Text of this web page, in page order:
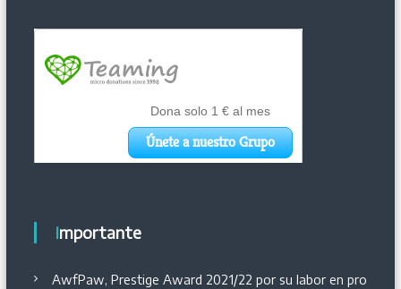
Importante
AwfPaw, Prestige Award 2021/22 por su labor en pro